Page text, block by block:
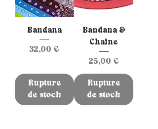
Bandana
Prix
32,00 €
Rupture
de stock
Bandana &
Chaine
Prix
25,00 €
Rupture
de stock